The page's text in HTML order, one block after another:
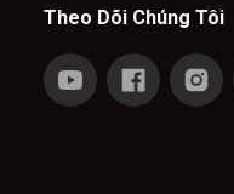
Theo Dõi Chúng Tôi